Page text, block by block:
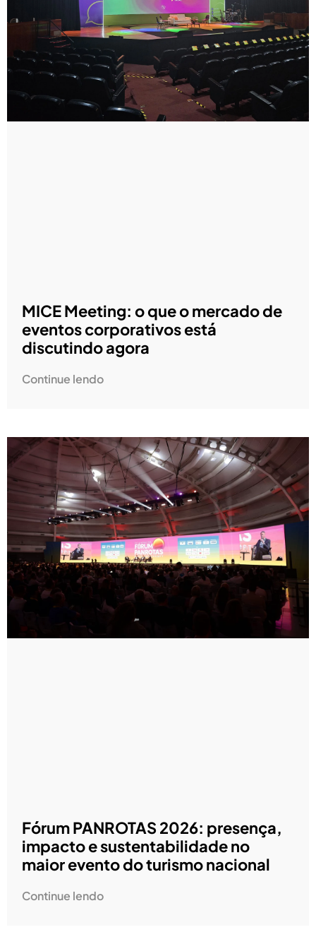
MICE Meeting: o que o mercado de
eventos corporativos está
discutindo agora
Continue lendo
Fórum PANROTAS 2026: presença,
impacto e sustentabilidade no
maior evento do turismo nacional
Continue lendo